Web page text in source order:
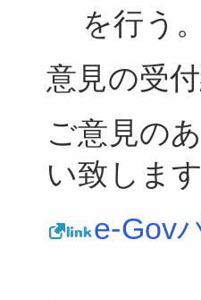
を行う。
意見の受
ご意見の
い致します
e-Gov